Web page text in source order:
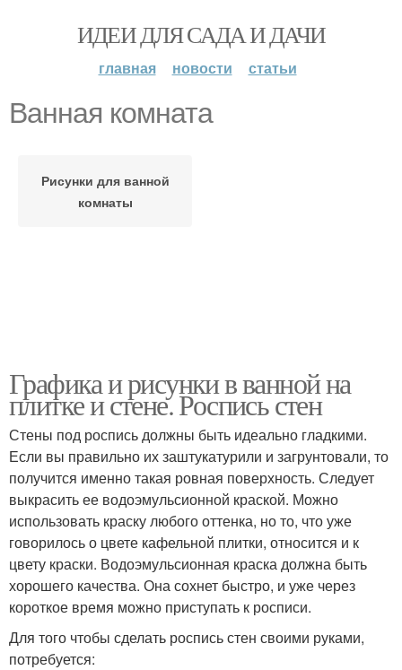
ИДЕИ ДЛЯ САДА И ДАЧИ
главная новости статьи
Ванная комната
Рисунки для ванной
комнаты
Графика и рисунки в ванной на
плитке и стене. Роспись стен
Стены под роспись должны быть идеально гладкими.
Если вы правильно их заштукатурили и загрунтовали, то
получится именно такая ровная поверхность. Следует
выкрасить ее водоэмульсионной краской. Можно
использовать краску любого оттенка, но то, что уже
говорилось о цвете кафельной плитки, относится и к
цвету краски. Водоэмульсионная краска должна быть
хорошего качества. Она сохнет быстро, и уже через
короткое время можно приступать к росписи.
Для того чтобы сделать роспись стен своими руками,
потребуется: